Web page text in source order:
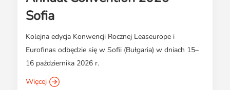
Sofia
Kolejna edycja Konwencji Rocznej Leaseurope i
Eurofinas odbędzie się w Sofii (Bułgaria) w dniach 15–
16 października 2026 r.
Więcej